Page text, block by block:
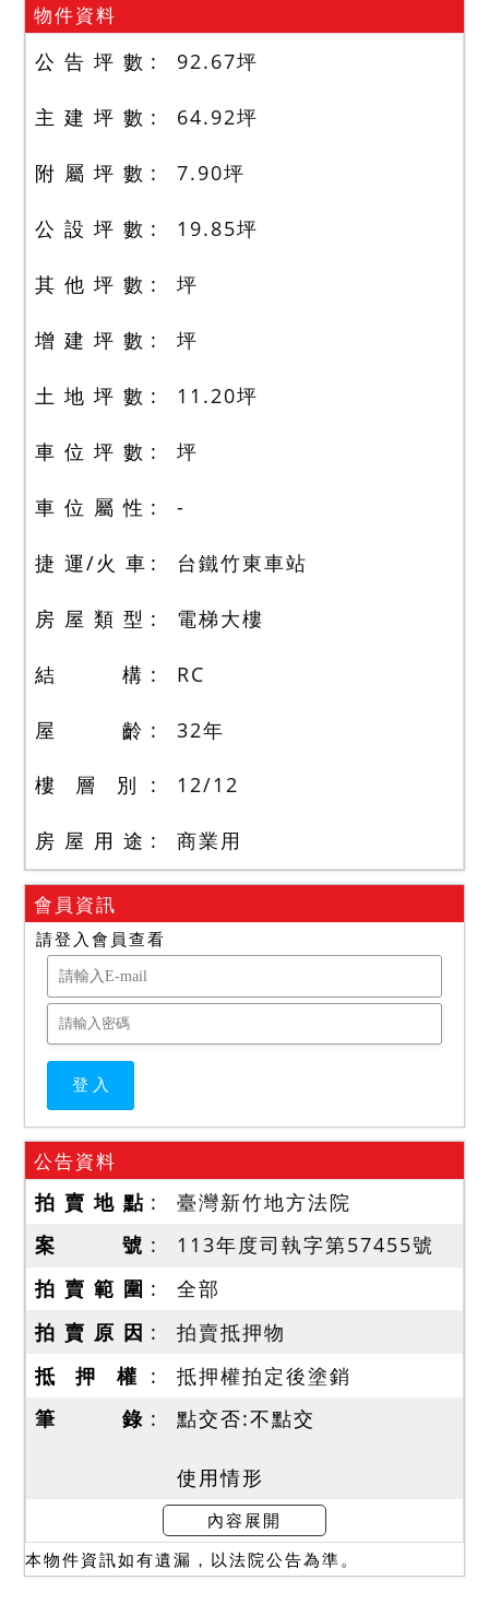
物件資料
公 告 坪 數 92.67坪
主 建 坪 數 64.92坪
附 屬 坪 數 7.90坪
公 設 坪 數 19.85坪
其 他 坪 數 坪
增 建 坪 數 坪
土 地 坪 數 11.20坪
車 位 坪 數 坪
車 位 屬 性 -
捷 運/火 車 台鐵竹東車站
房 屋 類 型 電梯大樓
結 構 RC
屋 齡 32年
樓 層 別 12/12
房 屋 用 途 商業用
會員資訊
請登入會員查看
公告資料
拍 賣 地 點
臺灣新竹地方法院
案 號
113年度司執字第57455號
拍 賣 範 圍
全部
拍 賣 原 因
拍賣抵押物
抵 押 權
抵押權拍定後塗銷
筆 錄
點交否:不點交
使用情形
本院於民國114年1月7日現
場查封時，債務人不在場，
大門深鎖，敲門無人回應，
內容展開
本物件資訊如有遺漏，以法院公告為準。